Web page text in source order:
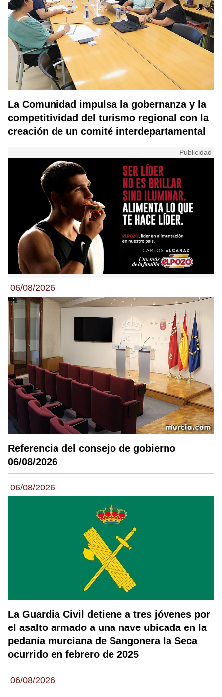
La Comunidad impulsa la gobernanza y la
competitividad del turismo regional con la
creación de un comité interdepartamental
06/08/2026
Referencia del consejo de gobierno
06/08/2026
06/08/2026
La Guardia Civil detiene a tres jóvenes por
el asalto armado a una nave ubicada en la
pedanía murciana de Sangonera la Seca
ocurrido en febrero de 2025
06/08/2026